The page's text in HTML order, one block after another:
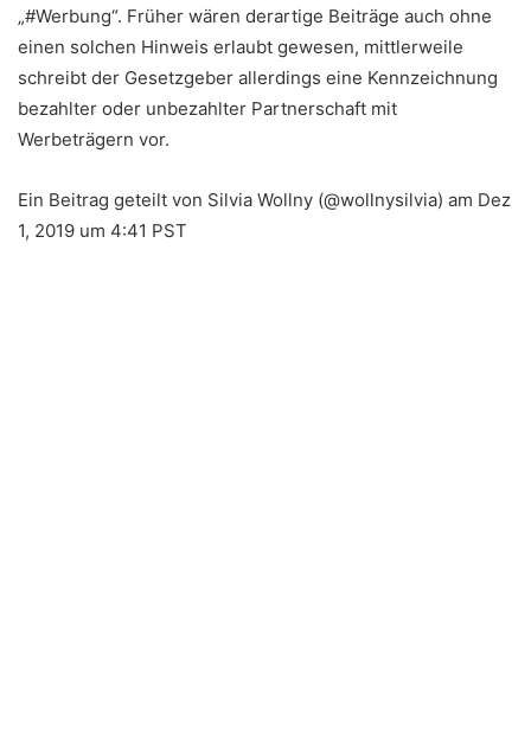
„#Werbung“. Früher wären derartige Beiträge auch ohne
einen solchen Hinweis erlaubt gewesen, mittlerweile
schreibt der Gesetzgeber allerdings eine Kennzeichnung
bezahlter oder unbezahlter Partnerschaft mit
Werbeträgern vor.
Ein Beitrag geteilt von Silvia Wollny (@wollnysilvia) am Dez
1, 2019 um 4:41 PST